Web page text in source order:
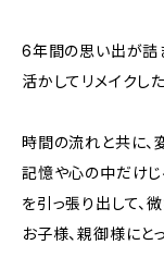
6年間の思い出が詰
活かしてリメイクし
時間の流れと共に、
記憶や心の中だけじ
を引っ張り出して、
お子様、親御様にと